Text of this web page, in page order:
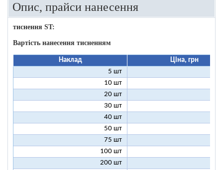
Опис, прайси нанесення
тиснення ST:
Вартість нанесення тисненням
Наклад
Ціна, грн
5 шт
10 шт
20 шт
30 шт
40 шт
50 шт
75 шт
100 шт
200 шт